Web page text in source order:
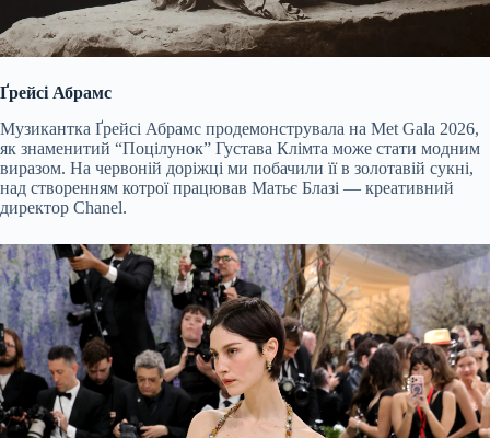
Ґрейсі Абрамс
Музикантка Ґрейсі Абрамс продемонструвала на Met Gala 2026,
як знаменитий “Поцілунок” Густава Клімта може стати модним
виразом. На червоній доріжці ми побачили її в золотавій сукні,
над створенням котрої працював Матьє Блазі — креативний
директор Chanel.